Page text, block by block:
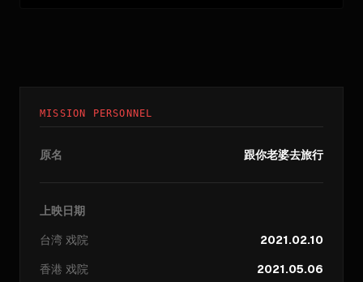
MISSION PERSONNEL
原名 跟你老婆去旅行
上映日期
台湾 戏院
2021.02.10
香港 戏院 2021.05.06